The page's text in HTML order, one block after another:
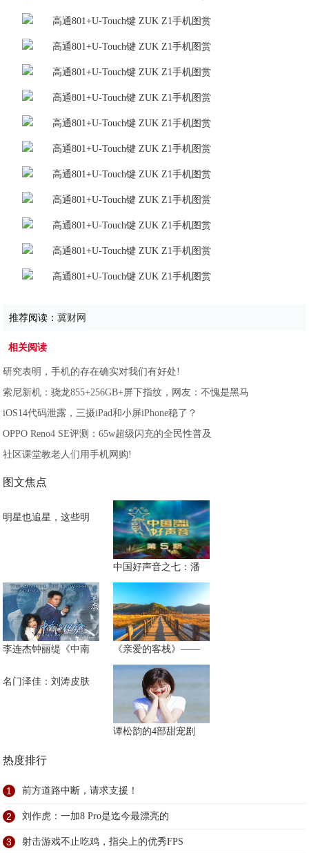
推荐阅读：冀财网
相关阅读
研究表明，手机的存在确实对我们有好处!
索尼新机：骁龙855+256GB+屏下指纹，网友：不愧是黑马
iOS14代码泄露，三摄iPad和小屏iPhone稳了？
OPPO Reno4 SE评测：65w超级闪充的全民性普及
社区课堂教老人们用手机网购!
图文焦点
明星也追星，这些明
中国好声音之七：潘
李连杰钟丽缇《中南 《亲爱的客栈》——
名门泽佳：刘涛皮肤
谭松韵的4部甜宠剧
热度排行
1 前方道路中断，请求支援！
2 刘作虎：一加8 Pro是迄今最漂亮的
3 射击游戏不止吃鸡，指尖上的优秀FPS